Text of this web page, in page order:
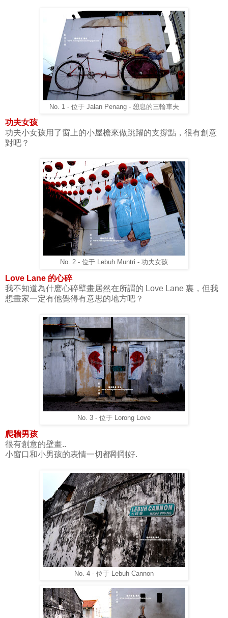
No. 1 - 位于 Jalan Penang - 憩息的三輪車夫
功夫女孩
功夫小女孩用了窗上的小屋檐來做跳躍的支撐點，很有創意
對吧？
No. 2 - 位于 Lebuh Muntri - 功夫女孩
Love Lane 的心碎
我不知道為什麽心碎壁畫居然在所謂的 Love Lane 裏，但我
想畫家一定有他覺得有意思的地方吧？
No. 3 - 位于 Lorong Love
爬牆男孩
很有創意的壁畫..
小窗口和小男孩的表情一切都剛剛好.
No. 4 - 位于 Lebuh Cannon